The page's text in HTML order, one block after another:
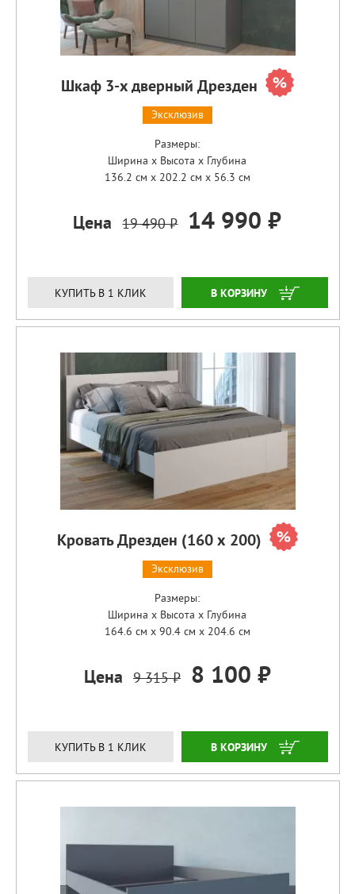
Шкаф 3-х дверный Дрезден
Эксклюзив
Размеры:
Ширина x Высота x Глубина
136.2 см x 202.2 см x 56.3 см
Цена 19 490 ₽ 14 990 ₽
КУПИТЬ В 1 КЛИК ЗАКАЗАТЬ
Кровать Дрезден (160 х 200)
Эксклюзив
Размеры:
Ширина x Высота x Глубина
164.6 см x 90.4 см x 204.6 см
Цена 9 315 ₽ 8 100 ₽
КУПИТЬ В 1 КЛИК ЗАКАЗАТЬ